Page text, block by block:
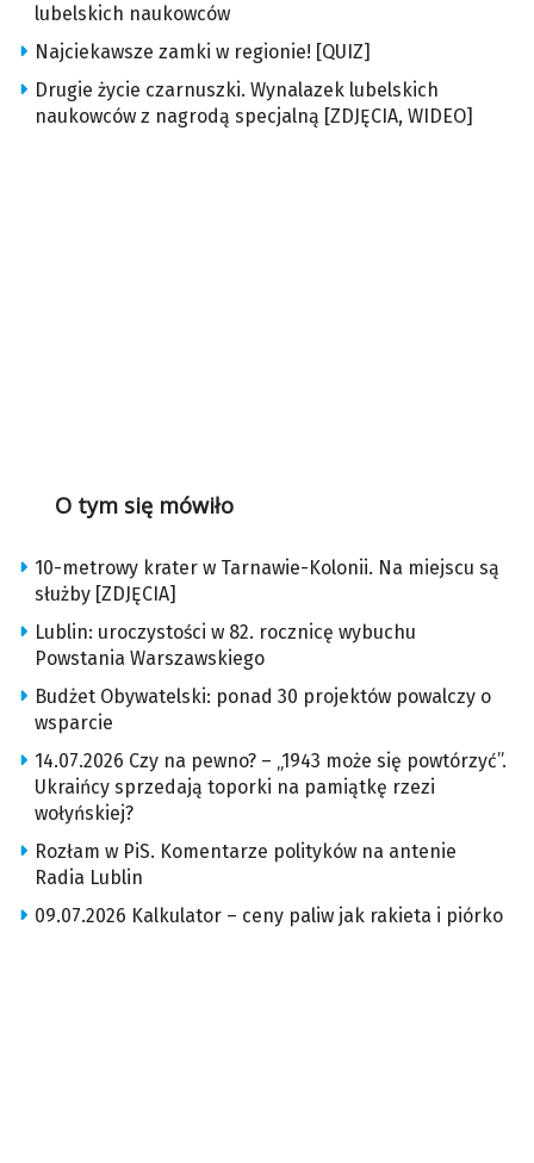
lubelskich naukowców
Najciekawsze zamki w regionie! [QUIZ]
Drugie życie czarnuszki. Wynalazek lubelskich
naukowców z nagrodą specjalną [ZDJĘCIA, WIDEO]
O tym się mówiło
10-metrowy krater w Tarnawie-Kolonii. Na miejscu są
służby [ZDJĘCIA]
Lublin: uroczystości w 82. rocznicę wybuchu
Powstania Warszawskiego
Budżet Obywatelski: ponad 30 projektów powalczy o
wsparcie
14.07.2026 Czy na pewno? – „1943 może się powtórzyć”.
Ukraińcy sprzedają toporki na pamiątkę rzezi
wołyńskiej?
Rozłam w PiS. Komentarze polityków na antenie
Radia Lublin
09.07.2026 Kalkulator – ceny paliw jak rakieta i piórko